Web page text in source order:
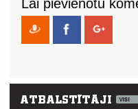
Lai pievienotu